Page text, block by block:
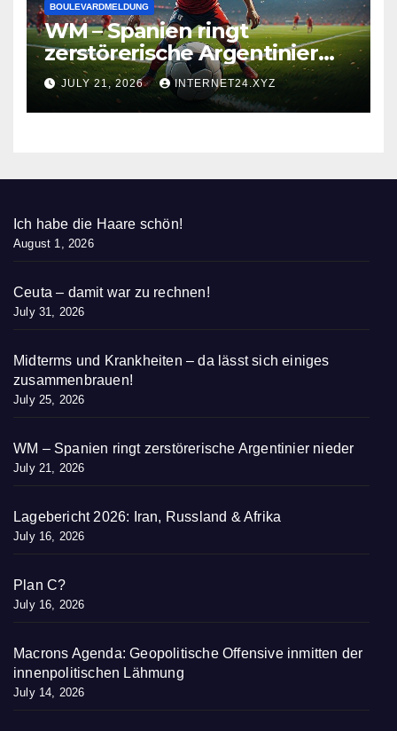
BOULEVARDMELDUNG
WM – Spanien ringt
zerstörerische Argentinier
nieder
JULY 21, 2026 INTERNET24.XYZ
Ich habe die Haare schön!
August 1, 2026
Ceuta – damit war zu rechnen!
July 31, 2026
Midterms und Krankheiten – da lässt sich einiges
zusammenbrauen!
July 25, 2026
WM – Spanien ringt zerstörerische Argentinier nieder
July 21, 2026
Lagebericht 2026: Iran, Russland & Afrika
July 16, 2026
Plan C?
July 16, 2026
Macrons Agenda: Geopolitische Offensive inmitten der
innenpolitischen Lähmung
July 14, 2026